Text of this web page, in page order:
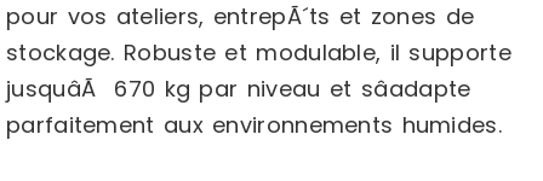
pour vos ateliers, entrepÃ´ts et zones de
stockage. Robuste et modulable, il supporte
jusquâÃ 670 kg par niveau et sâadapte
parfaitement aux environnements humides.